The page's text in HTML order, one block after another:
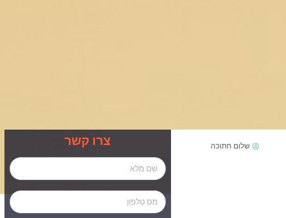
שלום חתוכה צרו קשר